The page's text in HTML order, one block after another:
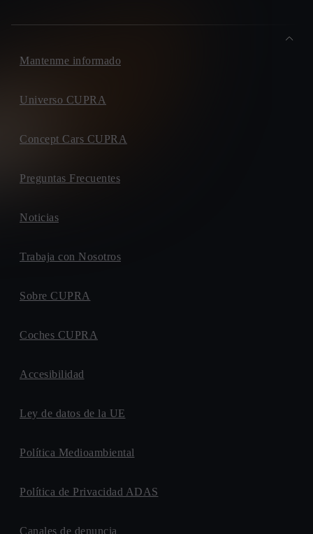
Mantenme informado
Universo CUPRA
Concept Cars CUPRA
Preguntas Frecuentes
Noticias
Trabaja con Nosotros
Sobre CUPRA
Coches CUPRA
Accesibilidad
Ley de datos de la UE
Política Medioambiental
Política de Privacidad ADAS
Canales de denuncia